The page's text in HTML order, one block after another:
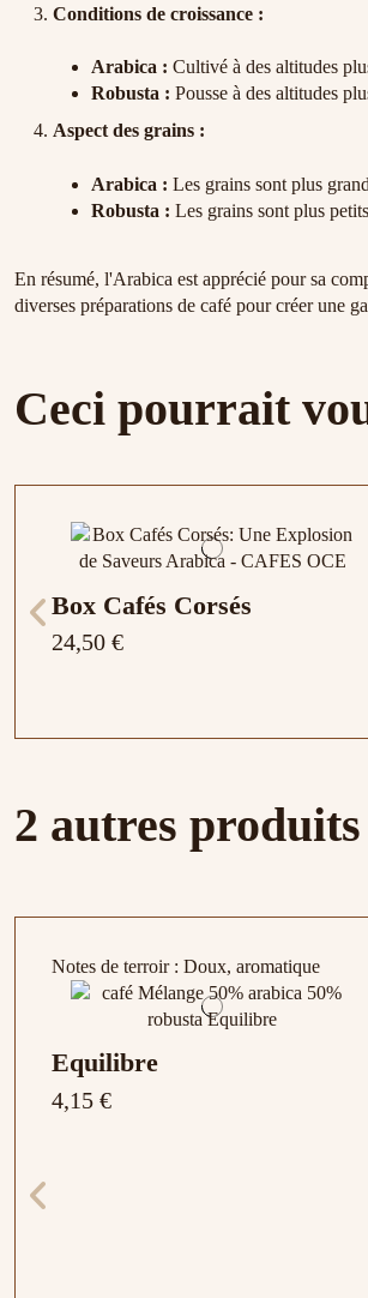
Conditions de croissance :
Arabica : Cultivé à des altitudes
Robusta : Pousse à des altitudes
Aspect des grains :
Arabica : Les grains sont plus
Robusta : Les grains sont plus
En résumé, l'Arabica est apprécié pour sa
diverses préparations de café pour créer une
Ceci pourrait
Box Cafés Corsés
24,50 €
2 autres
Notes de terroir : Doux, aromatique
Equilibre
4,15 €